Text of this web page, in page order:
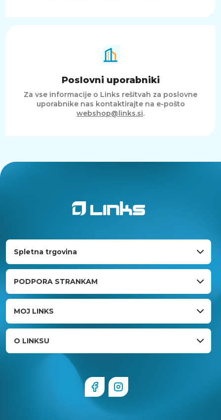
Poslovni uporabniki
Za vse informacije o Links rešitvah za poslovne
uporabnike nas kontaktirajte na e-pošto
webshop@links.si.
Spletna trgovina
PODPORA STRANKAM
MOJ LINKS
O LINKSU